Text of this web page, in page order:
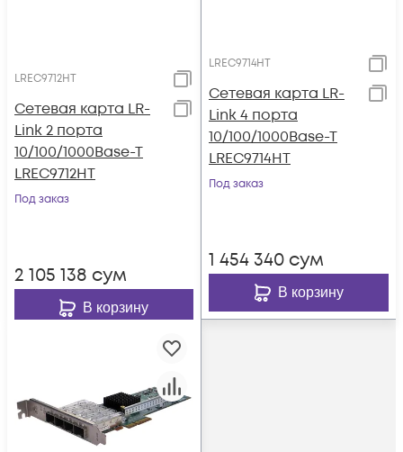
LREC9712HT
Сетевая карта LR-
Link 2 порта
10/100/1000Base-T
LREC9712HT
Под заказ
2 105 138 сум
В корзину
LREC9714HT
Сетевая карта LR-
Link 4 порта
10/100/1000Base-T
LREC9714HT
Под заказ
1 454 340 сум
В корзину